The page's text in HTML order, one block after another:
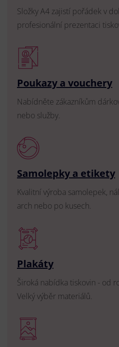
Složky A4 zajistí pořádek v
profesionální prezentaci
Poukazy a vouchery
Nabídněte zákazníkům
nebo služby.
Samolepky a etikety
Kvalitní výroba samolepek,
arch nebo po kusech.
Plakáty
Široká nabídka tiskovin - od
Velký výběr materiálů.